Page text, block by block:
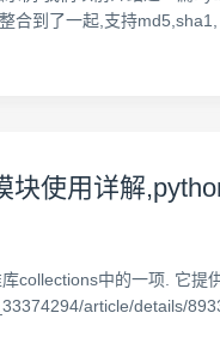
合到了一起,支持
块使用详解
collections中的一项. 它提
article/details/